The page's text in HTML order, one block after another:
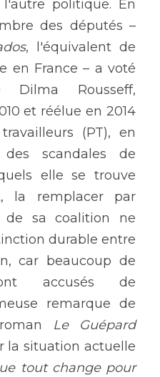
l'autre politique. En
, l'équivalent de
en France – a voté
Rousseff,
et réélue en 2014
(PT), en
scandales de
elle se trouve
la remplacer par
de sa coalition ne
durable entre
car beaucoup de
accusés de
remarque de
Le Guépard
la situation actuelle
tout change pour